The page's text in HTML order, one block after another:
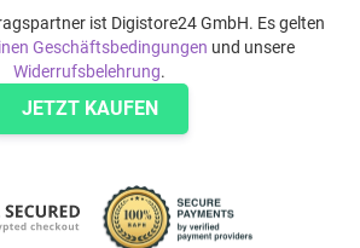
ist Digistore24 GmbH. Es gelten
Geschäftsbedingungen und unsere
Widerrufsbelehrung.
JETZT KAUFEN